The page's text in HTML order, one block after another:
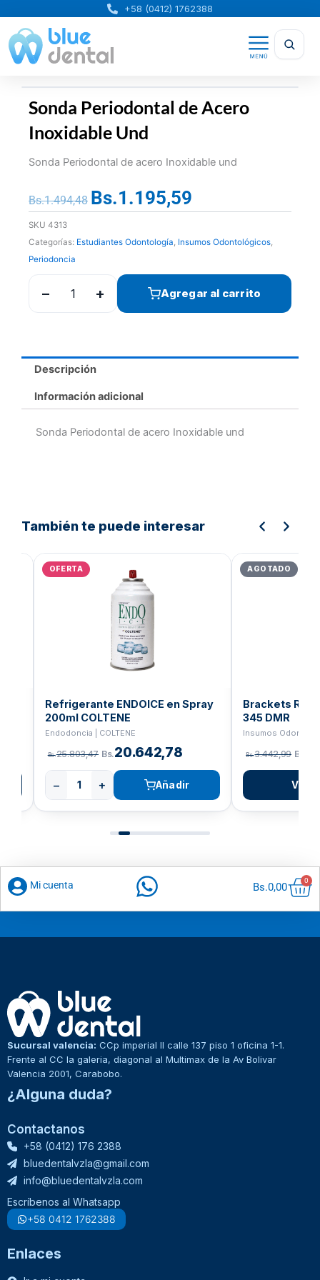
contenido
+58 (0412) 1762388
Sonda Periodontal de Acero
Inoxidable Und
Sonda Periodontal de acero Inoxidable und
Bs.1.494,48 El
precio
era:
Bs.1.195,59
precio
es:
SKU 4313
Categorías: Estudiantes Odontología, Insumos Odontológicos,
Periodoncia
− + Agregar al carrito
Descripción
Información adicional
Sonda Periodontal de acero Inoxidable und
También te puede interesar
Bs.2.298,48.
OFERTA
Refrigerante ENDOICE en Spray
200ml COLTENE
Endodoncia | COLTENE
Bs.25.803,47 Bs.20.642,78
− + Añadir
AGOTADO
Brackets
345 DMR
Insumos
Bs.3.442,99 Bs.
Ver
Mi cuenta Bs.0,00
0
Sucursal valencia: CCp imperial II calle 137 piso 1 oficina 1-1.
Frente al CC la galeria, diagonal al Multimax de la Av Bolivar
Valencia 2001, Carabobo.
¿Alguna duda?
Contactanos
+58 (0412) 176 2388
bluedentalvzla@gmail.com
info@bluedentalvzla.com
Escríbenos al Whatsapp
+58 0412 1762388
Enlaces